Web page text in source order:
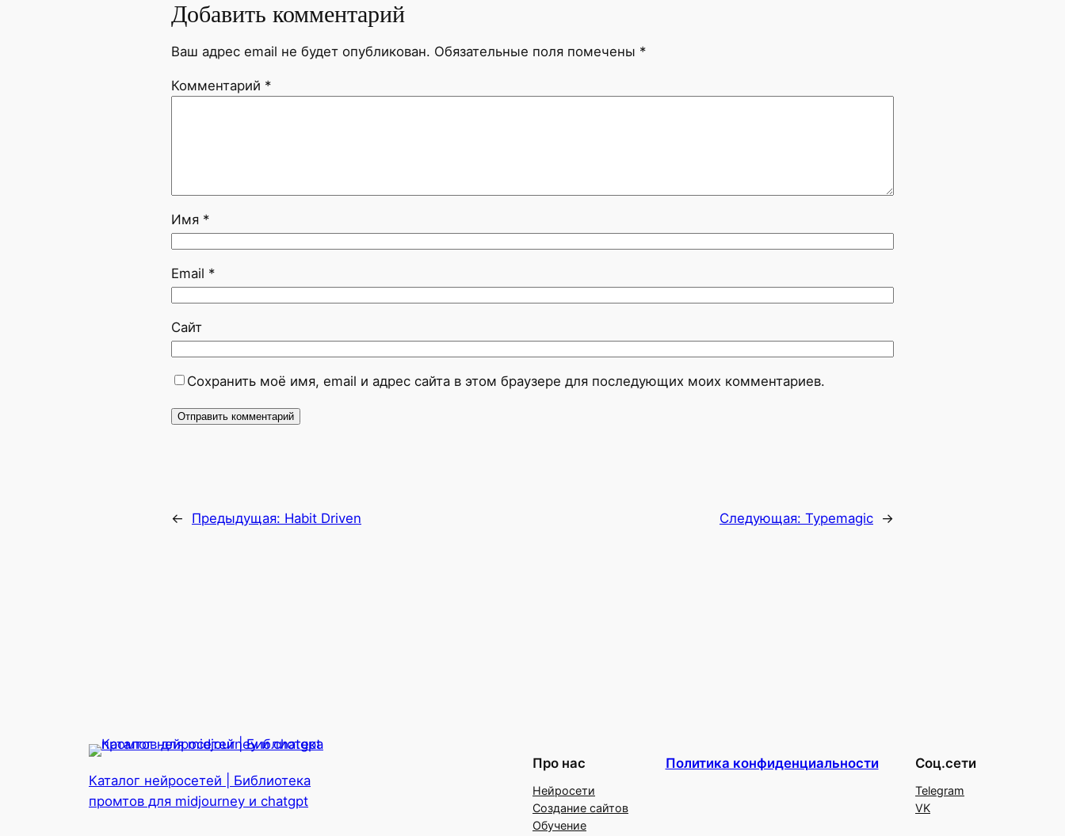
Добавить комментарий
Ваш адрес email не будет опубликован. Обязательные поля помечены *
Комментарий *
Имя *
Email *
Сайт
Сохранить моё имя, email и адрес сайта в этом браузере для последующих моих комментариев.
← Предыдущая: Habit Driven Следующая: Typemagic →
Каталог нейросетей | Библиотека
промтов для midjourney и chatgpt
Про нас
Нейросети
Создание сайтов
Обучение
Политика конфиденциальности Соц.сети
Telegram
VK